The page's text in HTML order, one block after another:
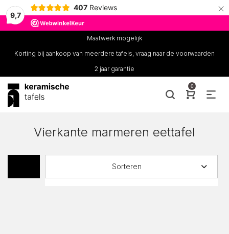
9,7
407 Reviews ×
Maatwerk mogelijk
Korting bij aankoop van meerdere tafels, vraag naar de voorwaarden
2 jaar garantie
0
Vierkante marmeren eettafel
Sorteren